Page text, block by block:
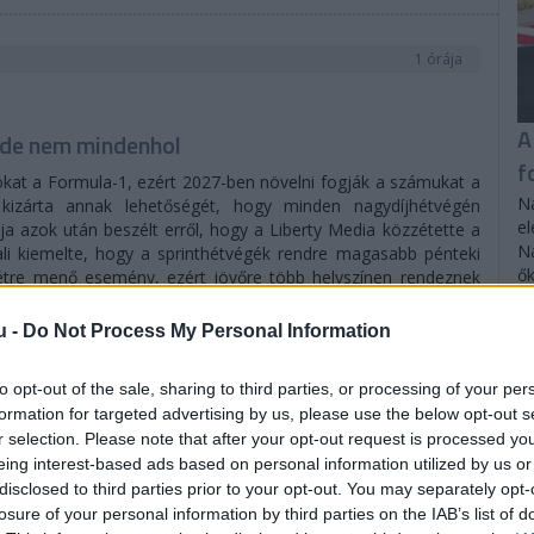
- Do Not Process My Personal Information
opt-out of the sale, sharing to third parties, or processing of your
for targeted advertising by us, please use the below opt-out
selection. Please note that after your opt-out request is processed
interest-based ads based on personal information utilized by us
to third parties prior to your opt-out. You may separately
of your personal information by third parties on the IAB’s list of
1 órája
nem mindenhol
a Formula-1, ezért 2027-ben növelni fogják a számukat a
annak lehetőségét, hogy minden nagydíjhétvégén
azok után beszélt erről, hogy a Liberty Media közzétette a
kiemelte, hogy a sprinthétvégék rendre magasabb pénteki
menő esemény, ezért jövőre több helyszínen rendeznek
tájékoztatást adunk arról, hogy mennyi. Az elv
kereskedelmi szempontból igazán ki tudunk aknázni” –
Domenicali, hogy – ellentétben az Alpine-főnök
arról beszélt, hogy szerinte mind a 24 nagydíjon sprintet
verseny, mivel azzal elveszne a produkció által nyújtott
szempontból már nem lenne érték. Megfelelően